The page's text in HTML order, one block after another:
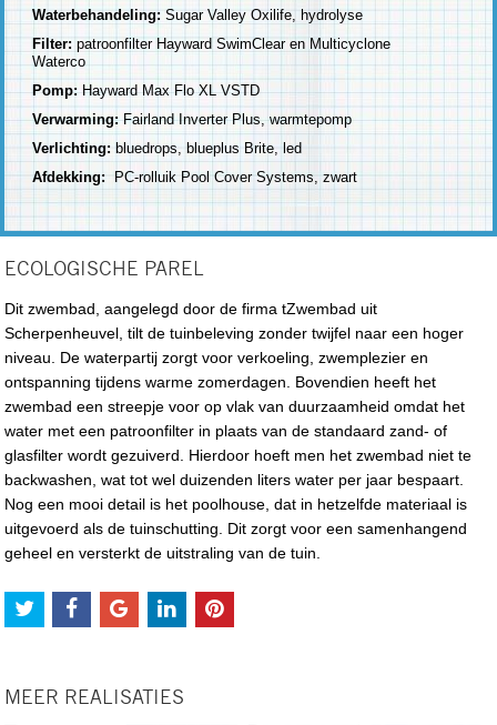
Waterbehandeling: Sugar Valley Oxilife, hydrolyse
Filter: patroonfilter Hayward SwimClear en Multicyclone
Waterco
Pomp:Hayward Max Flo XL VSTD
Verwarming:Fairland Inverter Plus, warmtepomp
Verlichting: bluedrops, blueplus Brite, led
Afdekking:
PC-rolluik Pool Cover Systems, zwart
ECOLOGISCHE PAREL
Dit zwembad, aangelegd door de firma tZwembad uit
Scherpenheuvel, tilt de tuinbeleving zonder twijfel naar een hoger
niveau. De waterpartij zorgt voor verkoeling, zwemplezier en
ontspanning tijdens warme zomerdagen. Bovendien heeft het
zwembad een streepje voor op vlak van duurzaamheid omdat het
water met een patroonfilter in plaats van de standaard zand- of
glasfilter wordt gezuiverd. Hierdoor hoeft men het zwembad niet te
backwashen, wat tot wel duizenden liters water per jaar bespaart.
Nog een mooi detail is het poolhouse, dat in hetzelfde materiaal is
uitgevoerd als de tuinschutting. Dit zorgt voor een samenhangend
geheel en versterkt de uitstraling van de tuin.
MEER REALISATIES